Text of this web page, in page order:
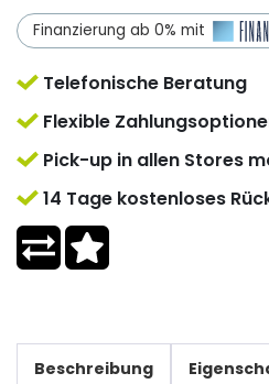
Finanzierung ab 0% mit
Telefonische Beratung
Flexible
Pick-up in allen Stores
14 Tage kostenloses
Beschreibung